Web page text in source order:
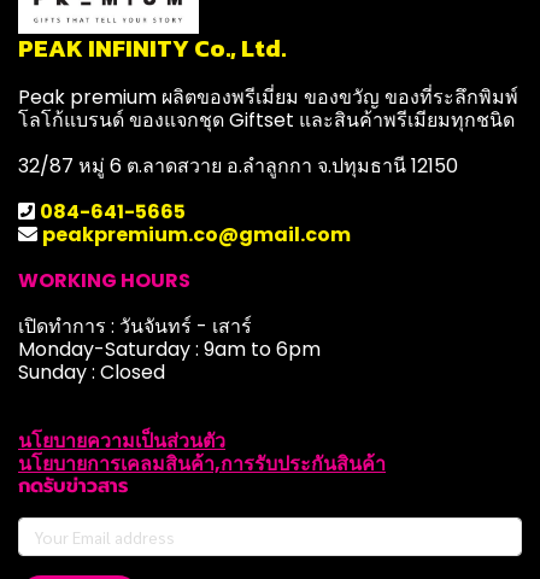
PEAK INFINITY Co., Ltd.
Peak premium ผลิตของพรีเมี่ยม ของขวัญ ของที่ระลึกพิมพ์
โลโก้แบรนด์ ของแจกชุด Giftset และสินค้าพรีเมียมทุกชนิด
32/87 หมู่ 6 ต.ลาดสวาย อ.ลำลูกกา จ.ปทุมธานี 12150
084-641-5665
peakpremium.co@gmail.com
WORKING HOURS
เปิดทำการ : วันจันทร์ - เสาร์
Monday-Saturday : 9am to 6pm
Sunday : Closed
นโยบายความเป็นส่วนตัว
นโยบายการเคลมสินค้า,การรับประกันสินค้า
กดรับข่าวสาร